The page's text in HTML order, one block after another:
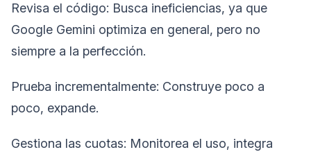
Revisa el código: Busca ineficiencias, ya que
Google Gemini optimiza en general, pero no
siempre a la perfección.
Prueba incrementalmente: Construye poco a
poco, expande.
Gestiona las cuotas: Monitorea el uso, integra